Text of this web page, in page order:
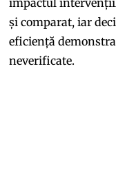
impactul
și comparat, iar
eficiență
neverificate.